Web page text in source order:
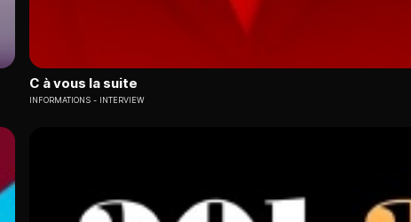
C à vous la suite
INFORMATIONS INTERVIEW